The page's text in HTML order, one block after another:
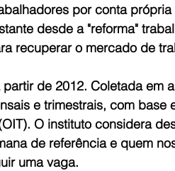
por conta
desde a "reforma"
recuperar o mercado de
de 2012. Coletada em
e trimestrais, com base
O instituto considera
de referência e quem
uma vaga.